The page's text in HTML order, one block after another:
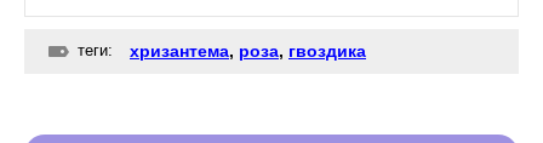
теги: хризантема, роза, гвоздика